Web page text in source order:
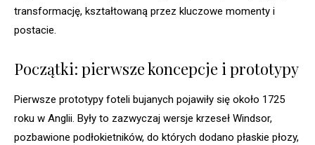
transformację, kształtowaną przez kluczowe momenty i
postacie.
Początki: pierwsze koncepcje i prototypy
Pierwsze prototypy foteli bujanych pojawiły się około 1725
roku w Anglii. Były to zazwyczaj wersje krzeseł Windsor,
pozbawione podłokietników, do których dodano płaskie płozy,